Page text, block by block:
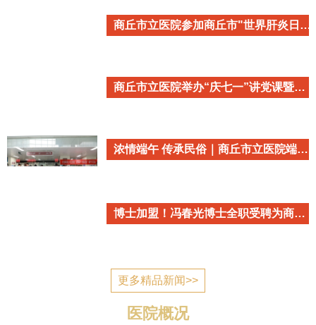
商丘市立医院参加商丘市"世界肝炎日"主题宣传活动
商丘市立医院举办“庆七一”讲党课暨重温入党誓词活动
浓情端午 传承民俗｜商丘市立医院端午民俗主题活动温情开启
博士加盟！冯春光博士全职受聘为商丘市立医院心血管内科学术带头人
更多精品新闻>>
医院概况